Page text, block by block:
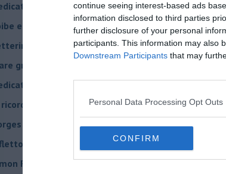
continue seeing interest-based ads
information disclosed to third parties
further disclosure of your personal
participants. This information may also
Downstream Participants that may
Personal Data Processing Opt Outs
CONFIRM
ai giovani e ai monaci della Birmania
e giornata dei ricordi
di Natale
greco
a George Floyd
ricordo di un compagno.
aveva capito
fiori rossi
Radowitzky